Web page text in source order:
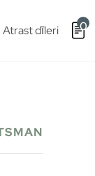
Atrast dīleri 0